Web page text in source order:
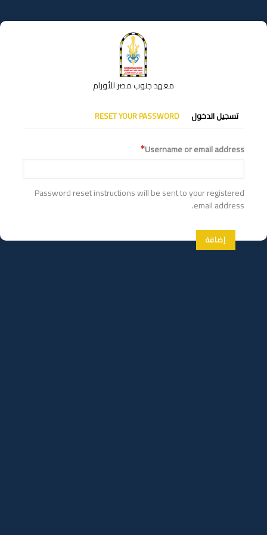
إلى
المحتوى
معهد جنوب مصر للأورام
التبويبات
الأساسية
تسجيل الدخول RESET YOUR PASSWORD
Username or email address
Password reset instructions will be sent to your registered
email address.